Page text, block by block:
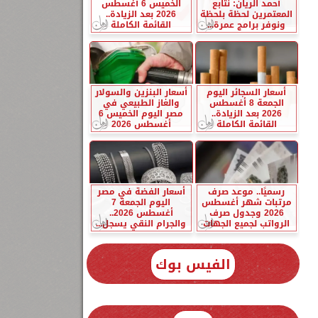
أحمد الريان: نتابع
المعتمرين لحظة بلحظة
ونوفر برامج عمرة...
الخميس 6 أغسطس
2026 بعد الزيادة..
القائمة الكاملة
أسعار السجائر اليوم
الجمعة 8 أغسطس
2026 بعد الزيادة..
القائمة الكاملة
أسعار البنزين والسولار
والغاز الطبيعي في
مصر اليوم الخميس 6
أغسطس 2026
رسميًا.. موعد صرف
مرتبات شهر أغسطس
2026 وجدول صرف
الرواتب لجميع الجهات
أسعار الفضة في مصر
اليوم الجمعة 7
أغسطس 2026..
والجرام النقي يسجل...
الفيس بوك